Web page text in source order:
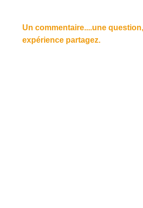
Un commentaire....une
expérience partagez.